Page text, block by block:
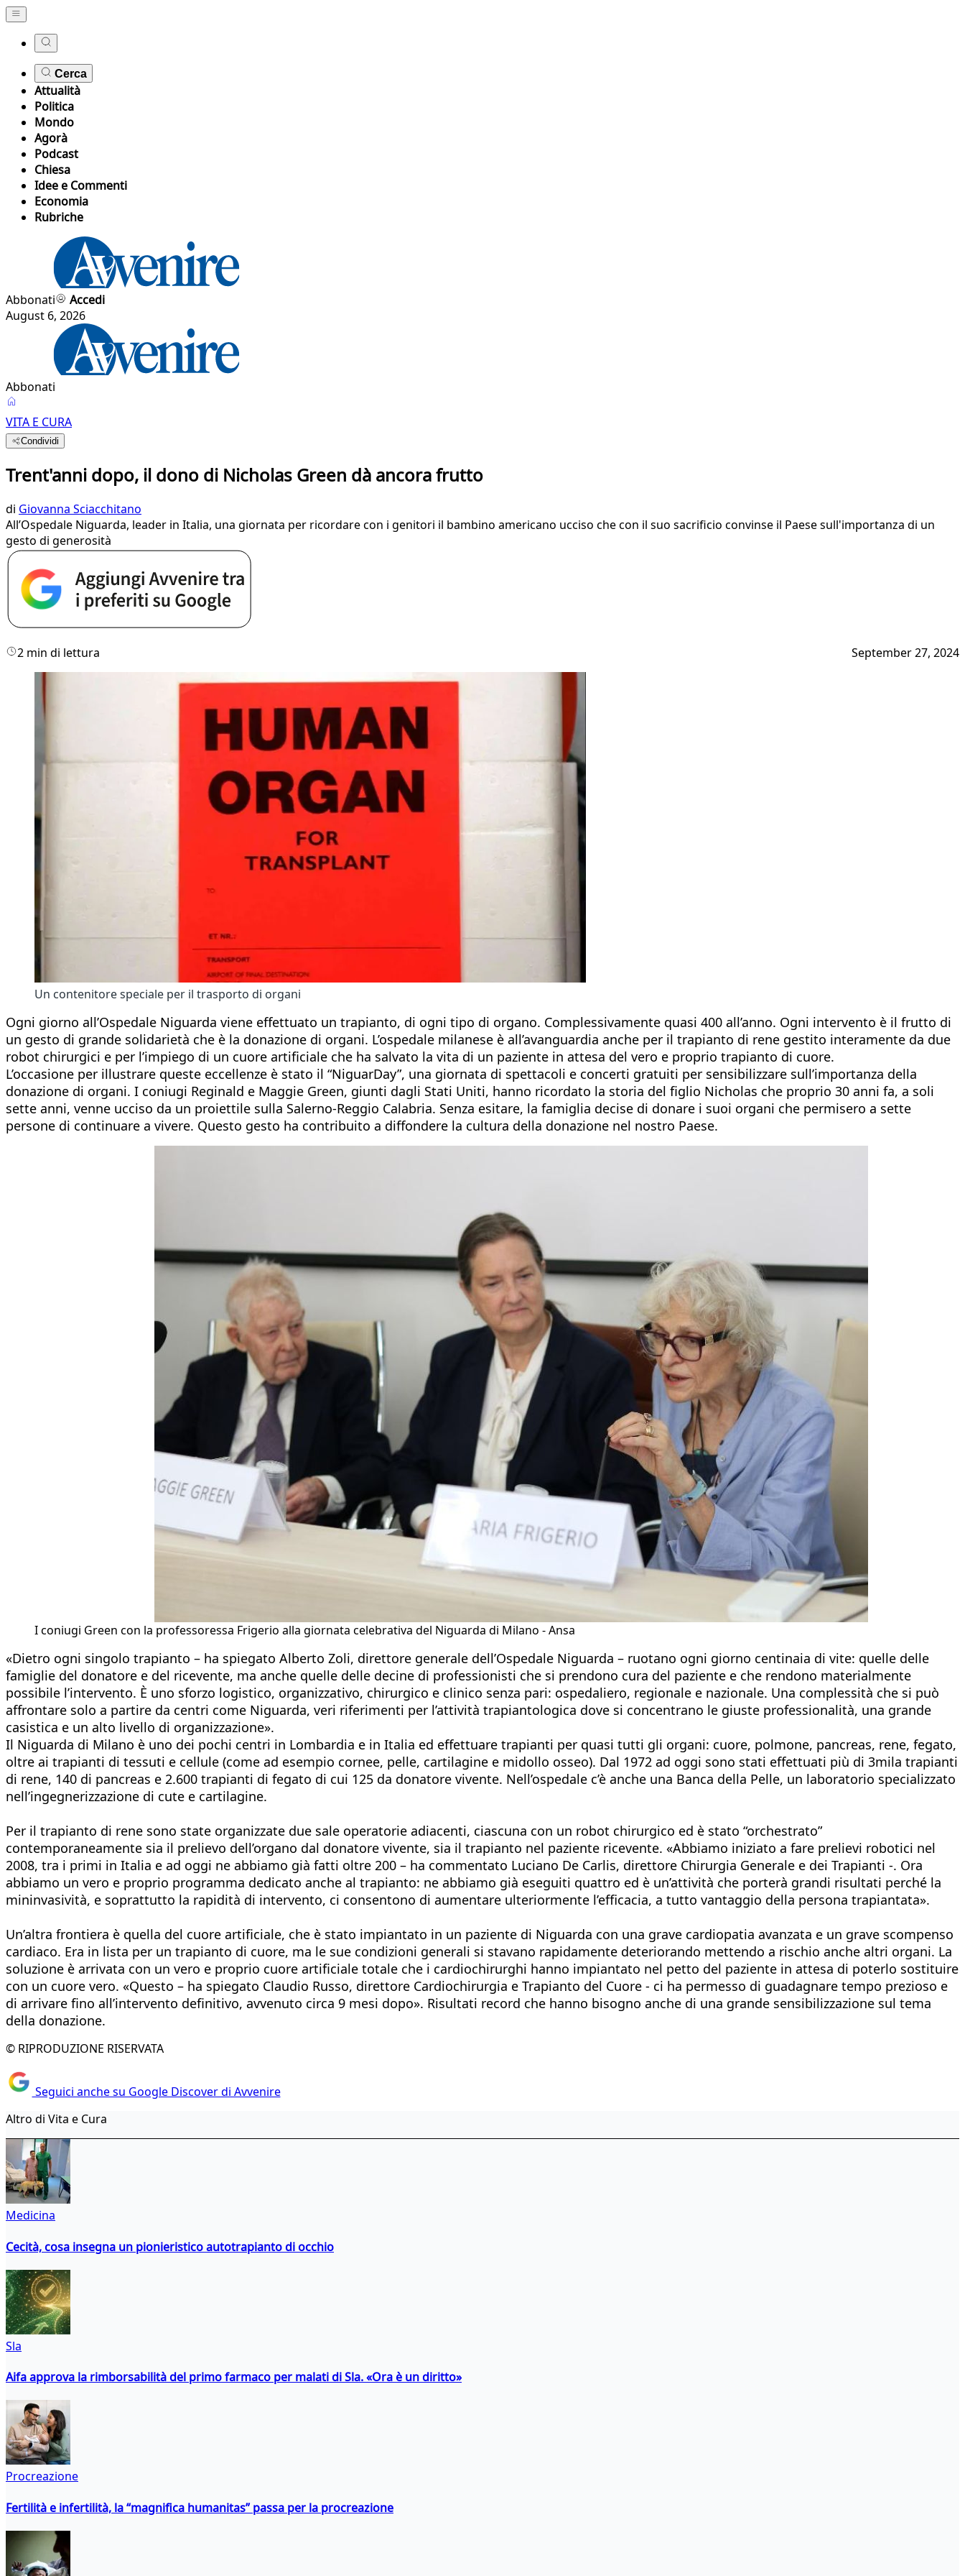
Cerca
Attualità
Politica
Mondo
Agorà
Podcast
Chiesa
Idee e Commenti
Economia
Rubriche
Abbonati
Accedi
August 6, 2026
Abbonati
VITA E CURA
Condividi
Trent'anni dopo, il dono di Nicholas Green dà ancora frutto
di Giovanna Sciacchitano
All’Ospedale Niguarda, leader in Italia, una giornata per ricordare con i genitori il bambino americano ucciso che con il suo sacrificio convinse il Paese sull'importanza di un
gesto di generosità
2 min di lettura September 27, 2024
Un contenitore speciale per il trasporto di organi
Ogni giorno all’Ospedale Niguarda viene effettuato un trapianto, di ogni tipo di organo. Complessivamente quasi 400 all’anno. Ogni intervento è il frutto di
un gesto di grande solidarietà che è la donazione di organi. L’ospedale milanese è all’avanguardia anche per il trapianto di rene gestito interamente da due
robot chirurgici e per l’impiego di un cuore artificiale che ha salvato la vita di un paziente in attesa del vero e proprio trapianto di cuore.
L’occasione per illustrare queste eccellenze è stato il “NiguarDay”, una giornata di spettacoli e concerti gratuiti per sensibilizzare sull’importanza della
donazione di organi. I coniugi Reginald e Maggie Green, giunti dagli Stati Uniti, hanno ricordato la storia del figlio Nicholas che proprio 30 anni fa, a soli
sette anni, venne ucciso da un proiettile sulla Salerno-Reggio Calabria. Senza esitare, la famiglia decise di donare i suoi organi che permisero a sette
persone di continuare a vivere. Questo gesto ha contribuito a diffondere la cultura della donazione nel nostro Paese.
I coniugi Green con la professoressa Frigerio alla giornata celebrativa del Niguarda di Milano - Ansa
«Dietro ogni singolo trapianto – ha spiegato Alberto Zoli, direttore generale dell’Ospedale Niguarda – ruotano ogni giorno centinaia di vite: quelle delle
famiglie del donatore e del ricevente, ma anche quelle delle decine di professionisti che si prendono cura del paziente e che rendono materialmente
possibile l’intervento. È uno sforzo logistico, organizzativo, chirurgico e clinico senza pari: ospedaliero, regionale e nazionale. Una complessità che si può
affrontare solo a partire da centri come Niguarda, veri riferimenti per l’attività trapiantologica dove si concentrano le giuste professionalità, una grande
casistica e un alto livello di organizzazione».
Il Niguarda di Milano è uno dei pochi centri in Lombardia e in Italia ed effettuare trapianti per quasi tutti gli organi: cuore, polmone, pancreas, rene, fegato,
oltre ai trapianti di tessuti e cellule (come ad esempio cornee, pelle, cartilagine e midollo osseo). Dal 1972 ad oggi sono stati effettuati più di 3mila trapianti
di rene, 140 di pancreas e 2.600 trapianti di fegato di cui 125 da donatore vivente. Nell’ospedale c’è anche una Banca della Pelle, un laboratorio specializzato
nell’ingegnerizzazione di cute e cartilagine.
Per il trapianto di rene sono state organizzate due sale operatorie adiacenti, ciascuna con un robot chirurgico ed è stato “orchestrato”
contemporaneamente sia il prelievo dell’organo dal donatore vivente, sia il trapianto nel paziente ricevente. «Abbiamo iniziato a fare prelievi robotici nel
2008, tra i primi in Italia e ad oggi ne abbiamo già fatti oltre 200 – ha commentato Luciano De Carlis, direttore Chirurgia Generale e dei Trapianti -. Ora
abbiamo un vero e proprio programma dedicato anche al trapianto: ne abbiamo già eseguiti quattro ed è un’attività che porterà grandi risultati perché la
mininvasività, e soprattutto la rapidità di intervento, ci consentono di aumentare ulteriormente l’efficacia, a tutto vantaggio della persona trapiantata».
Un’altra frontiera è quella del cuore artificiale, che è stato impiantato in un paziente di Niguarda con una grave cardiopatia avanzata e un grave scompenso
cardiaco. Era in lista per un trapianto di cuore, ma le sue condizioni generali si stavano rapidamente deteriorando mettendo a rischio anche altri organi. La
soluzione è arrivata con un vero e proprio cuore artificiale totale che i cardiochirurghi hanno impiantato nel petto del paziente in attesa di poterlo sostituire
con un cuore vero. «Questo – ha spiegato Claudio Russo, direttore Cardiochirurgia e Trapianto del Cuore - ci ha permesso di guadagnare tempo prezioso e
di arrivare fino all’intervento definitivo, avvenuto circa 9 mesi dopo». Risultati record che hanno bisogno anche di una grande sensibilizzazione sul tema
della donazione.
© RIPRODUZIONE RISERVATA
Seguici anche su Google Discover di Avvenire
Altro di Vita e Cura
Medicina
Cecità, cosa insegna un pionieristico autotrapianto di occhio
Sla
Aifa approva la rimborsabilità del primo farmaco per malati di Sla. «Ora è un diritto»
Procreazione
Fertilità e infertilità, la “magnifica humanitas” passa per la procreazione